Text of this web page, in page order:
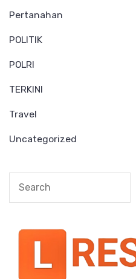
Pertanahan
POLITIK
POLRI
TERKINI
Travel
Uncategorized